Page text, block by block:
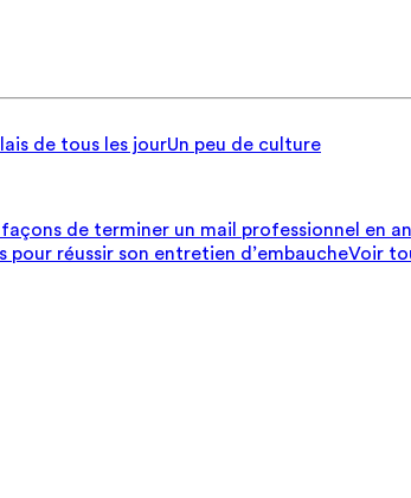
de tous les jourUn peu de culture
de terminer un mail professionnel en
pour réussir son entretien d’embaucheVoir